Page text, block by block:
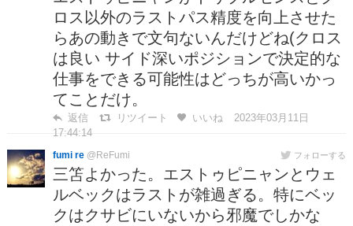
ロス以外のラストパス精度を向上させた
らあの動きで文句ないんだけどね(クロス
は良い サイド深いポジションで決定的な
仕事をできる可能性はどっちが高いかっ
てことだけ。
返信 リツイート いいね
2023年03月11日
17:44:14
fumi re @ReFumi フォローする
三笘よかった。エストゥピニャンとウェ
ルベックはラストが雑過ぎる。特にベッ
クはクサビにいないから邪魔でしかな